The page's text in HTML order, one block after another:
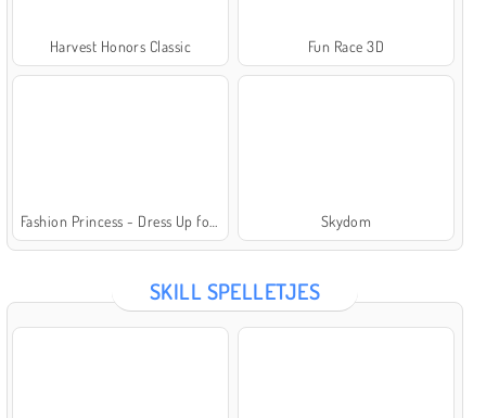
Harvest Honors Classic Fun Race 3D
Fashion Princess - Dress Up for Girls Skydom
SKILL SPELLETJES